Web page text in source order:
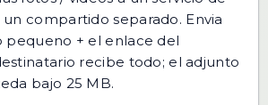
compartido separado. Envia
pequeno + el enlace del
recibe todo; el adjunto
bajo 25 MB.